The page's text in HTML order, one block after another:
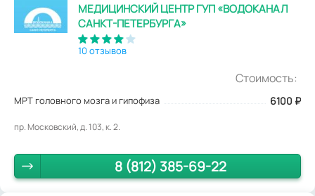
МЕДИЦИНСКИЙ ЦЕНТР ГУП «ВОДОКАНАЛ
САНКТ-ПЕТЕРБУРГА»
10 отзывов
Стоимость:
МРТ головного мозга и гипофиза 6100 ₽
пр. Московский, д. 103, к. 2.
8 (812) 385-69-22